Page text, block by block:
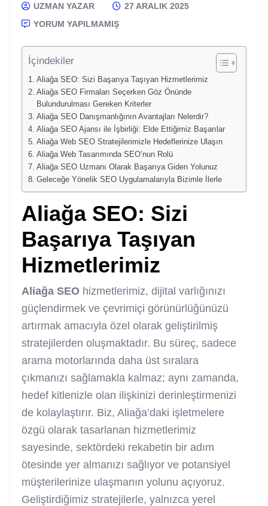
UZMAN YAZAR
27 ARALIK 2025
YORUM YAPILMAMIŞ
İçindekiler
Aliağa SEO: Sizi Başarıya Taşıyan Hizmetlerimiz
Aliağa SEO Firmaları Seçerken Göz Önünde
Bulundurulması Gereken Kriterler
Aliağa SEO Danışmanlığının Avantajları Nelerdir?
Aliağa SEO Ajansı ile İşbirliği: Elde Ettiğimiz Başarılar
Aliağa Web SEO Stratejilerimizle Hedeflerinize Ulaşın
Aliağa Web Tasarımında SEO’nun Rolü
Aliağa SEO Uzmanı Olarak Başarıya Giden Yolunuz
Geleceğe Yönelik SEO Uygulamalarıyla Bizimle İlerle
Aliağa SEO: Sizi
Başarıya Taşıyan
Hizmetlerimiz
Aliağa SEO hizmetlerimiz, dijital varlığınızı
güçlendirmek ve çevrimiçi görünürlüğünüzü
artırmak amacıyla özel olarak geliştirilmiş
stratejilerden oluşmaktadır. Bu süreç, sadece
arama motorlarında daha üst sıralara
çıkmanızı sağlamakla kalmaz; aynı zamanda,
hedef kitlenizle olan ilişkinizi derinleştirmenizi
de kolaylaştırır. Biz, Aliağa’daki işletmelere
özgü olarak tasarlanan hizmetlerimiz
sayesinde, sektördeki rekabetin bir adım
ötesinde yer almanızı sağlıyor ve potansiyel
müşterilerinize ulaşmanın yolunu açıyoruz.
Geliştirdiğimiz stratejilerle, yalnızca yerel